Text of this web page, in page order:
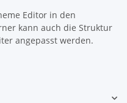
Editor in den
kann auch die Struktur
angepasst werden.